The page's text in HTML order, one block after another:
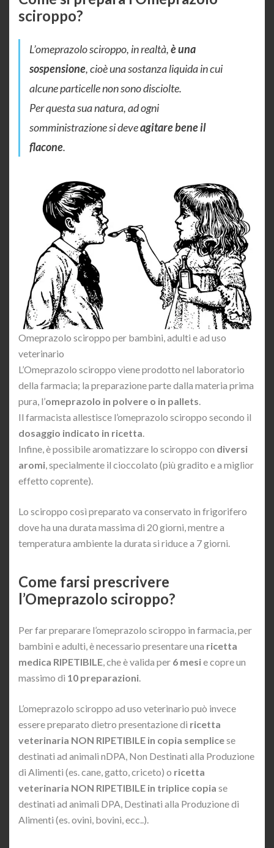
sciroppo?
L’omeprazolo sciroppo, in realtà,è una
sospensione, cioè una sostanza liquida in cui
alcune particelle non sono disciolte.
Per questa sua natura, ad ogni
somministrazione si deveagitare bene il
flacone.
Omeprazolo sciroppo per bambini, adulti e ad uso
veterinario
L’Omeprazolo sciroppo viene prodotto nel laboratorio
della farmacia; la preparazione parte dalla materia prima
pura, l’omeprazolo in polvere o in pallets
Il farmacista allestisce l’omeprazolo sciroppo secondo il
dosaggio indicato in ricetta
Infine, è possibile aromatizzare lo sciroppo con diversi
aromi , specialmente il cioccolato (più gradito e a miglior
effetto coprente).
Lo sciroppo così preparato va conservato in frigorifero
dove ha una durata massima di 20 giorni, mentre a
temperatura ambiente la durata si riduce a 7 giorni.
Come farsi prescrivere
l’Omeprazolo sciroppo?
Per far preparare l’omeprazolo sciroppo in farmacia, per
bambini e adulti, è necessario presentare una ricetta
medica RIPETIBILE , che è valida per 6 mesie copre un
massimo di 10 preparazioni
L’omeprazolo sciroppo ad uso veterinario può invece
essere preparato dietro presentazione di ricetta
veterinaria NON RIPETIBILE in copia semplicese
destinati ad animali nDPA, Non Destinati alla Produzione
di Alimenti (es. cane, gatto, criceto) o ricetta
veterinaria NON RIPETIBILE in triplice copia se
destinati ad animali DPA, Destinati alla Produzione di
Alimenti (es. ovini, bovini, ecc..).